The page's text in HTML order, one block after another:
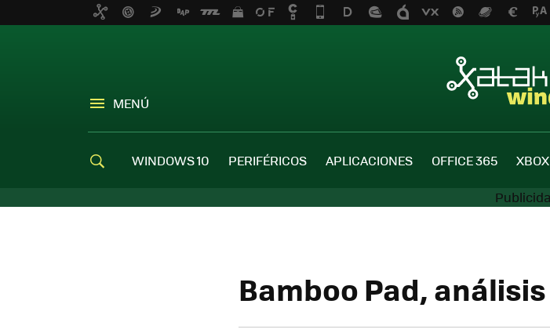
MENÚ
WINDOWS 10 PERIFÉRICOS APLICACIONES OFFICE 365 XBOX
Bamboo Pad, análisis